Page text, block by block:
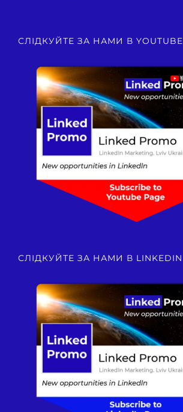
СЛІДКУЙТЕ ЗА НАМИ В YOUTUBE
СЛІДКУЙТЕ ЗА НАМИ В LINKEDIN